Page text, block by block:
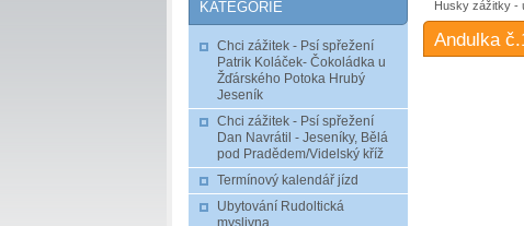
Husky zážitky -
Andulka
KATEGORIE
Chci zážitek - Psí spřežení
Patrik Koláček- Čokoládka u
Žďárského Potoka Hrubý
Jeseník
Chci zážitek - Psí spřežení
Dan Navrátil - Jeseníky, Bělá
pod Pradědem/Videlský kříž
Termínový kalendář jízd
Ubytování Rudoltická
myslivna